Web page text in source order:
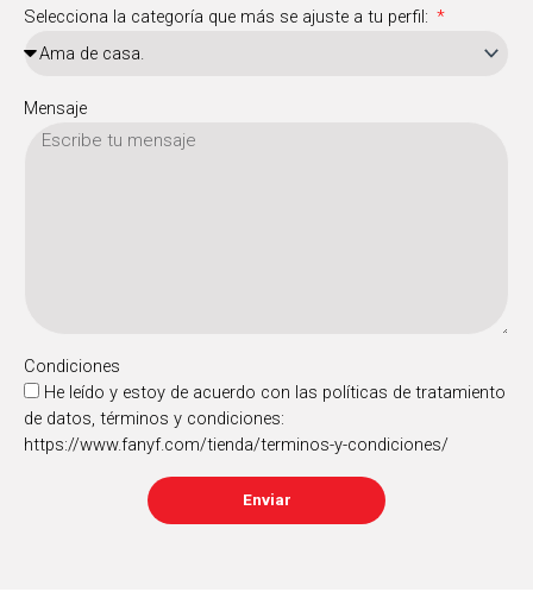
Selecciona la categoría que más se ajuste a tu perfil:
Mensaje
Condiciones
He leído y estoy de acuerdo con las políticas de tratamiento
de datos, términos y condiciones:
https://www.fanyf.com/tienda/terminos-y-condiciones/
Enviar